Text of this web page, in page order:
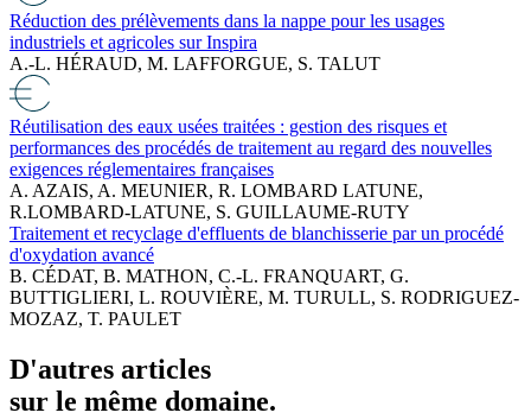
Réduction des prélèvements dans la nappe pour les usages
industriels et agricoles sur Inspira
A.-L. HÉRAUD, M. LAFFORGUE, S. TALUT
Réutilisation des eaux usées traitées : gestion des risques et
performances des procédés de traitement au regard des nouvelles
exigences réglementaires françaises
A. AZAIS, A. MEUNIER, R. LOMBARD LATUNE,
R.LOMBARD-LATUNE, S. GUILLAUME-RUTY
Traitement et recyclage d'effluents de blanchisserie par un procédé
d'oxydation avancé
B. CÉDAT, B. MATHON, C.-L. FRANQUART, G.
BUTTIGLIERI, L. ROUVIÈRE, M. TURULL, S. RODRIGUEZ-
MOZAZ, T. PAULET
D'autres articles
sur le même domaine.